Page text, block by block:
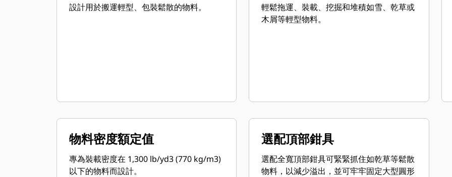
設計用於搬運輕型、包裝鬆散的物料。
輕鬆拖運、裝載、挖掘和堆積如雪、乾草或
木屑等輕型物料。
物料密度額定值
專為裝載密度在 1,300 lb/yd3 (770 kg/m3)
以下的物料而設計。
選配頂部鉗具
選配全寬頂部鉗具可緊緊抓住如乾草等鬆散
物料，以減少溢出，並可牢牢固定大型圓形